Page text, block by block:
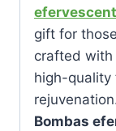
gift for
crafted with
high-quality
Bombas